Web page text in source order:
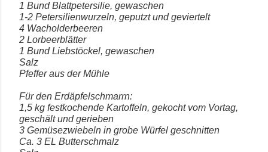
1 Bund Blattpetersilie, gewaschen
1-2 Petersilienwurzeln, geputzt und geviertelt
4 Wacholderbeeren
2 Lorbeerblätter
1 Bund Liebstöckel, gewaschen
Salz
Pfeffer aus der Mühle
Für den Erdäpfelschmarrn:
1,5 kg festkochende Kartoffeln, gekocht vom Vortag,
geschält und gerieben
3 Gemüsezwiebeln in grobe Würfel geschnitten
Ca. 3 EL Butterschmalz